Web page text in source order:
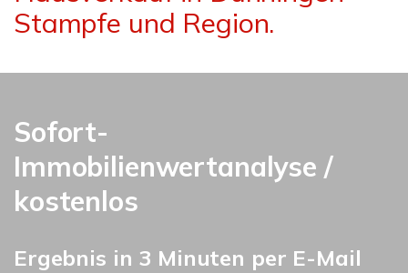
Stampfe und Region.
Sofort-
Immobilienwertanalyse /
kostenlos
Ergebnis in 3 Minuten per E-Mail